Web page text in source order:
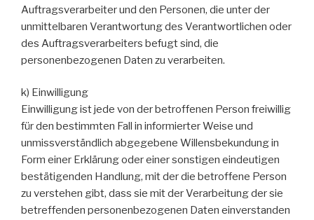
Auftragsverarbeiter und den Personen, die unter der
unmittelbaren Verantwortung des Verantwortlichen oder
des Auftragsverarbeiters befugt sind, die
personenbezogenen Daten zu verarbeiten.
k) Einwilligung
Einwilligung ist jede von der betroffenen Person freiwillig
für den bestimmten Fall in informierter Weise und
unmissverständlich abgegebene Willensbekundung in
Form einer Erklärung oder einer sonstigen eindeutigen
bestätigenden Handlung, mit der die betroffene Person
zu verstehen gibt, dass sie mit der Verarbeitung der sie
betreffenden personenbezogenen Daten einverstanden